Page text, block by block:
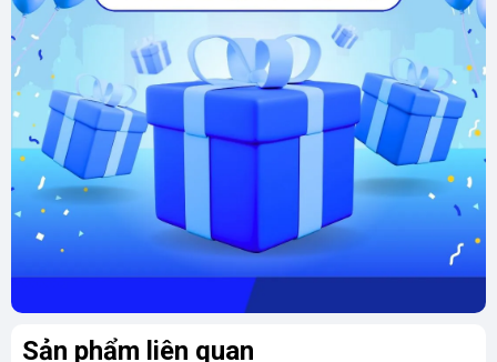
và bình an cho gia chủ.
Cân bằng âm dương: Ngọc Tụ Nham giúp cân
bằng năng lượng âm dương trong cơ thể, mang
lại sự hài hòa và ổn định.
Công dụng của Ngọc Tụ Nham
Trang sức
: Ngọc Tụ Nham được sử dụng để
chế tác nhiều loại trang sức như vòng tay, mặt
dây chuyền, nhẫn, bông tai...
Ngọc Tụ Nham còn được sử
dụng để chế tác các vật phẩm trang trí như
Sản phẩm liên quan